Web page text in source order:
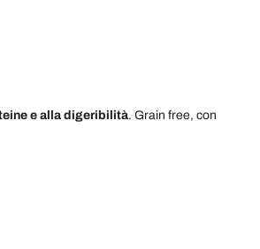
e alla digeribilità. Grain free, con